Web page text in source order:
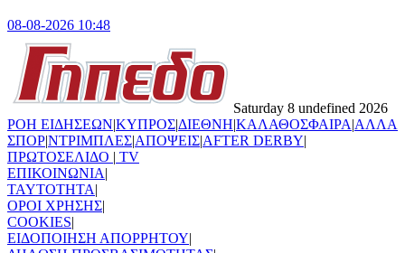
08-08-2026 10:48
Saturday 8 undefined 2026
ΡΟΗ ΕΙΔΗΣΕΩΝ|ΚΥΠΡΟΣ|ΔΙΕΘΝΗ|ΚΑΛΑΘΟΣΦΑΙΡΑ|ΑΛΛΑ
ΣΠΟΡ|ΝΤΡΙΜΠΛΕΣ|ΑΠΟΨΕΙΣ|AFTER DERBY|
ΠΡΩΤΟΣΕΛΙΔΟ | TV
ΕΠΙΚΟΙΝΩΝΙΑ|
TAYTOTHTA|
ΟΡΟΙ ΧΡΗΣΗΣ|
COOKIES|
ΕΙΔΟΠΟΙΗΣΗ ΑΠΟΡΡΗΤΟΥ|